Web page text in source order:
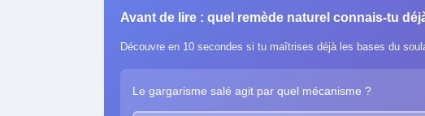
Avant de lire : quel remède naturel connais-tu
Découvre en 10 secondes si tu maîtrises déjà les bases du
Le gargarisme salé agit par quel mécanisme ?